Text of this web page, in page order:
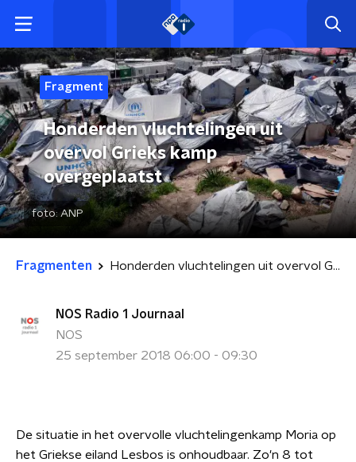
Fragment
Honderden vluchtelingen uit
overvol Grieks kamp
overgeplaatst
foto: ANP
Fragmenten Honderden vluchtelingen uit overvol Grieks kamp overgeplaatst
NOS Radio 1 Journaal
NOS
25 september 2018 06:00 - 09:30
De situatie in het overvolle vluchtelingenkamp Moria op
het Griekse eiland Lesbos is onhoudbaar. Zo'n 8 tot